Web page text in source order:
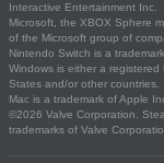
Interactive Entertainment Inc.
Microsoft, the XBOX Sphere
of the Microsoft group of
Nintendo Switch is a
Windows is either a
States and/or other countries.
Mac is a trademark of Apple
©2026 Valve Corporation.
trademarks of Valve